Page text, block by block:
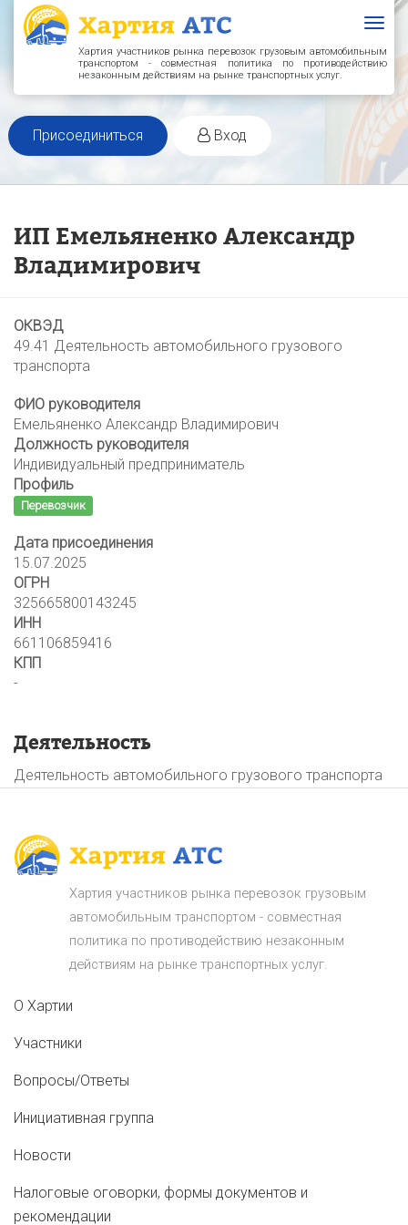
Хартия участников рынка перевозок грузовым автомобильным
транспортом - совместная политика по противодействию
незаконным действиям на рынке транспортных услуг.
Присоединиться Вход
ИП Емельяненко Александр
Владимирович
ОКВЭД
49.41 Деятельность автомобильного грузового
транспорта
ФИО руководителя
Емельяненко Александр Владимирович
Должность руководителя
Индивидуальный предприниматель
Профиль
Перевозчик
Дата присоединения
15.07.2025
ОГРН
325665800143245
ИНН
661106859416
КПП
-
Деятельность
Деятельность автомобильного грузового транспорта
Хартия участников рынка перевозок грузовым
автомобильным транспортом - совместная
политика по противодействию незаконным
действиям на рынке транспортных услуг.
О Хартии
Участники
Вопросы/Ответы
Инициативная группа
Новости
Налоговые оговорки, формы документов и
рекомендации